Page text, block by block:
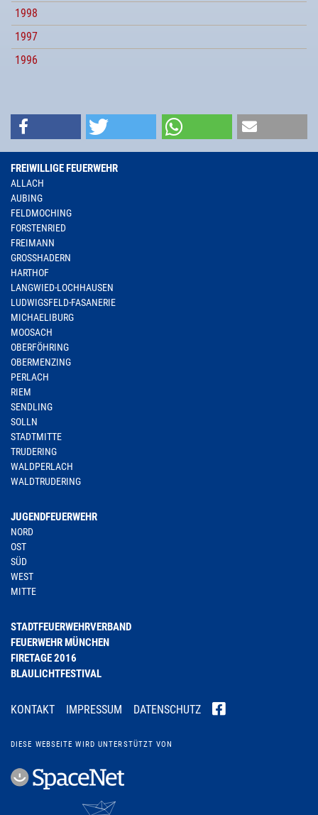
1998
1997
1996
FREIWILLIGE FEUERWEHR
ALLACH
AUBING
FELDMOCHING
FORSTENRIED
FREIMANN
GROSSHADERN
HARTHOF
LANGWIED-LOCHHAUSEN
LUDWIGSFELD-FASANERIE
MICHAELIBURG
MOOSACH
OBERFÖHRING
OBERMENZING
PERLACH
RIEM
SENDLING
SOLLN
STADTMITTE
TRUDERING
WALDPERLACH
WALDTRUDERING
JUGENDFEUERWEHR
NORD
OST
SÜD
WEST
MITTE
STADTFEUERWEHRVERBAND
FEUERWEHR MÜNCHEN
FIRETAGE 2016
BLAULICHTFESTIVAL
KONTAKT IMPRESSUM DATENSCHUTZ
DIESE WEBSEITE WIRD UNTERSTÜTZT VON